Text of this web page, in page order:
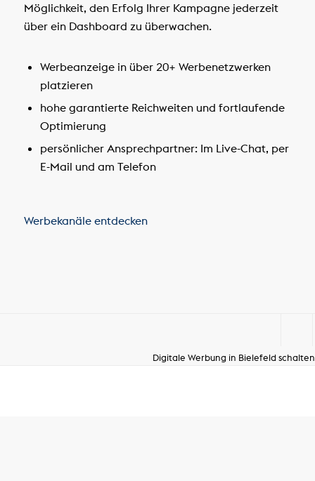
Möglichkeit, den Erfolg Ihrer Kampagne jederzeit
über ein Dashboard zu überwachen.
Werbeanzeige in über 20+ Werbenetzwerken
platzieren
hohe garantierte Reichweiten und fortlaufende
Optimierung
persönlicher Ansprechpartner: Im Live-Chat, per
E-Mail und am Telefon
Werbekanäle entdecken
Digitale Werbung in Bielefeld schalten